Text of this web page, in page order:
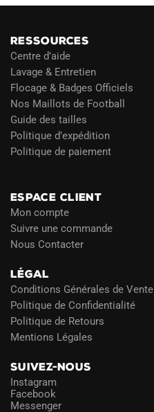
RESSOURCES
Centre d’aide
Lavage & Entretien
Flocage & Badges Officiels
Nos Maillots de Football
Guide des tailles
Politique d’expédition
Politique de paiement
ESPACE CLIENT
Mon compte
Suivre une commande
Nous Contacter
LÉGAL
Conditions Générales de Vente
Politique de Confidentialité
Politique de Retours
Mentions Légales
SUIVEZ-NOUS
Instagram
Facebook
Messenger